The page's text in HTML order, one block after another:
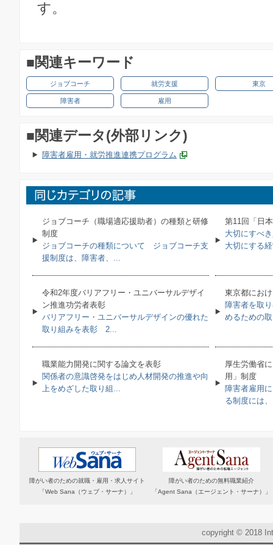
す。
■関連キーワード
ジョブコーチ 就労支援 東京
障害者 雇用
■関連データ(外部リンク)
障害者雇用 ・就労推進連携プログ ラム
ジョブコーチ（職場適応援助者）の種類と研修
制度
ジョブコーチの種類について ジョブコーチ支
援制度は、障害者、...
第11回「日
大切にすべ
大切にする
令和2年度バリアフリー・ユニバーサルデザイ
ン推進功労者表彰
バリアフリー・ユニバーサルデザインの優れた
取り組みを表彰 2...
東京都にお
障害者を取
めるための
職業能力開発に関する論文を表彰
関係者の意識啓発をはじめ人材開発の推進や向
上をめざした取り組...
厚生労働省
用」制度
障害者雇用
る制度には
障がい者のための就職・雇用・求人サイト
「Web Sana（ウェブ・サーナ）」
障がい者のための無料職業紹介
「Agent Sana（エージェント・サーナ）」
copyright © 2018